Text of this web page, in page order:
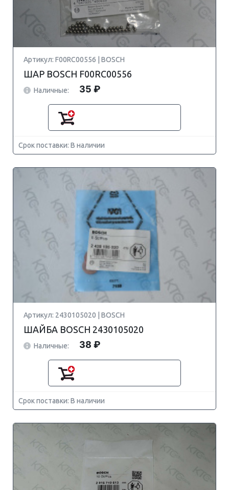
Артикул: F00RC00556 | BOSCH
ШАР BOSCH F00RC00556
Наличные: 35 ₽
Срок поставки: В наличии
Артикул: 2430105020 | BOSCH
ШАЙБА BOSCH 2430105020
Наличные: 38 ₽
Срок поставки: В наличии